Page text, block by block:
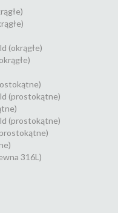
(okrągłe)
(prostokątne)
(prostokątne)
316L)